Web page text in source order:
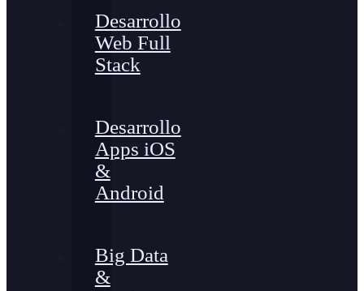
Desarrollo
Web Full
Stack
Desarrollo
Apps iOS
&
Android
Big Data
&